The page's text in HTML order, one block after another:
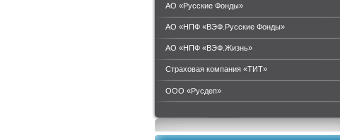
АО «Русские Фонды»
АО «НПФ «ВЭФ.Русские Фонды»
АО «НПФ «ВЭФ.Жизнь»
Страховая компания «ТИТ»
ООО «Руcдеп»